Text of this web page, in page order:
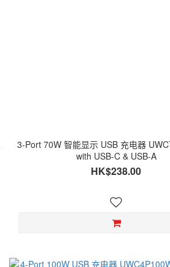
3-Port 70W 智能显示 USB 充电器
with USB-C & USB-A
HK$238.00